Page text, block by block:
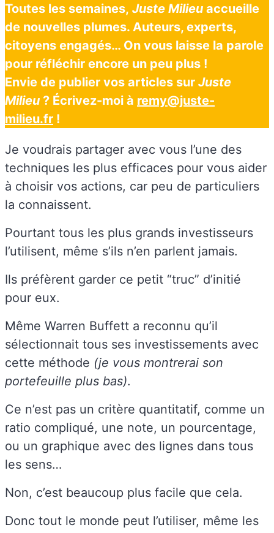
Toutes les semaines, Juste Milieu accueille
de nouvelles plumes. Auteurs, experts,
citoyens engagés… On vous laisse la parole
pour réfléchir encore un peu plus !
Envie de publier vos articles sur Juste
Milieu ? Écrivez-moi à remy@juste-
milieu.fr !
Je voudrais partager avec vous l’une des
techniques les plus efficaces pour vous aider
à choisir vos actions, car peu de particuliers
la connaissent.
Pourtant tous les plus grands investisseurs
l’utilisent, même s’ils n’en parlent jamais.
Ils préfèrent garder ce petit “truc” d’initié
pour eux.
Même Warren Buffett a reconnu qu’il
sélectionnait tous ses investissements avec
cette méthode (je vous montrerai son
portefeuille plus bas).
Ce n’est pas un critère quantitatif, comme un
ratio compliqué, une note, un pourcentage,
ou un graphique avec des lignes dans tous
les sens…
Non, c’est beaucoup plus facile que cela.
Donc tout le monde peut l’utiliser, même les